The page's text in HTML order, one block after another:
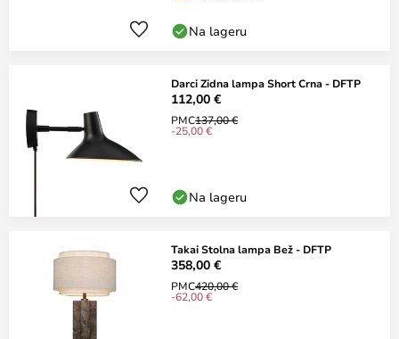
Na lageru
Darci Zidna lampa Short Crna - DFTP
112,00 €
PMC137,00 €
-25,00 €
Na lageru
Takai Stolna lampa Bež - DFTP
358,00 €
PMC420,00 €
-62,00 €